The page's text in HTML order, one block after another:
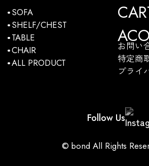
SOFA
SHELF/CHEST
TABLE
CHAIR
ALL PRODUCT
お問い
特定商
プライ
Follow Us
© bond All Rights